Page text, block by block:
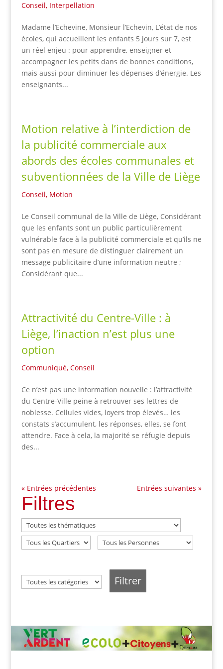
Conseil, Interpellation
Madame l’Echevine, Monsieur l’Echevin, L’état de nos
écoles, qui accueillent les enfants 5 jours sur 7, est
un réel enjeu : pour apprendre, enseigner et
accompagner les petits dans de bonnes conditions,
mais aussi pour diminuer les dépenses d’énergie. Les
enseignants...
Motion relative à l’interdiction de
la publicité commerciale aux
abords des écoles communales et
subventionnées de la Ville de Liège
Conseil, Motion
Le Conseil communal de la Ville de Liège, Considérant
que les enfants sont un public particulièrement
vulnérable face à la publicité commerciale et qu’ils ne
sont pas en mesure de distinguer clairement un
message publicitaire d’une information neutre ;
Considérant que...
Attractivité du Centre-Ville : à
Liège, l’inaction n’est plus une
option
Communiqué, Conseil
Ce n’est pas une information nouvelle : l’attractivité
du Centre-Ville peine à retrouver ses lettres de
noblesse. Cellules vides, loyers trop élevés… les
constats s’accumulent, les réponses, elles, se font
attendre. Face à cela, la majorité se réfugie depuis
des...
« Entrées précédentes Entrées suivantes »
Filtres